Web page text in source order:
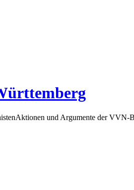
Aktionen und Argumente der VVN-